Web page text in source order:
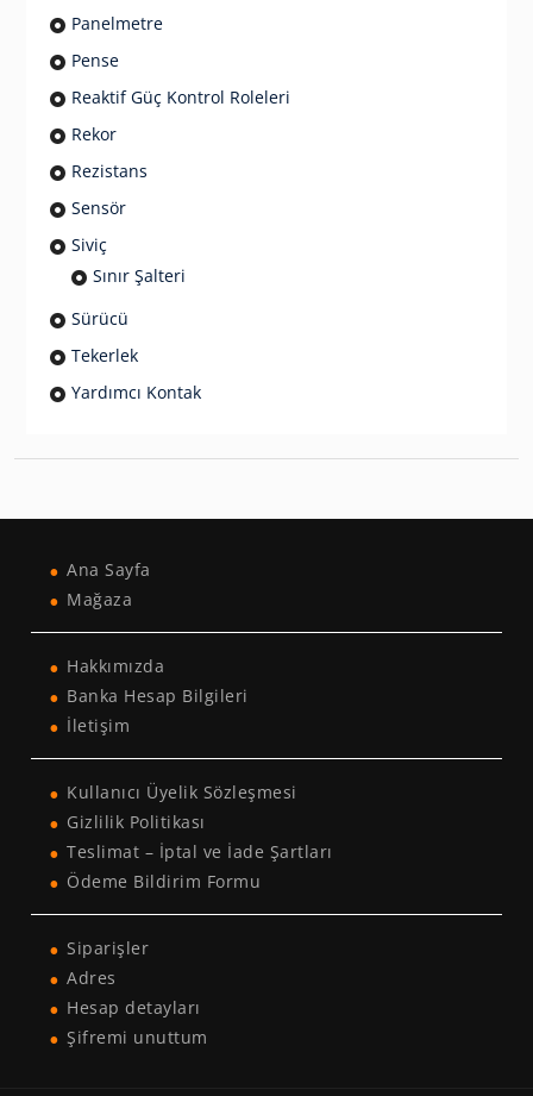
Panelmetre
Pense
Reaktif Güç Kontrol Roleleri
Rekor
Rezistans
Sensör
Siviç
Sınır Şalteri
Sürücü
Tekerlek
Yardımcı Kontak
Ana Sayfa
Mağaza
Hakkımızda
Banka Hesap Bilgileri
İletişim
Kullanıcı Üyelik Sözleşmesi
Gizlilik Politikası
Teslimat – İptal ve İade Şartları
Ödeme Bildirim Formu
Siparişler
Adres
Hesap detayları
Şifremi unuttum